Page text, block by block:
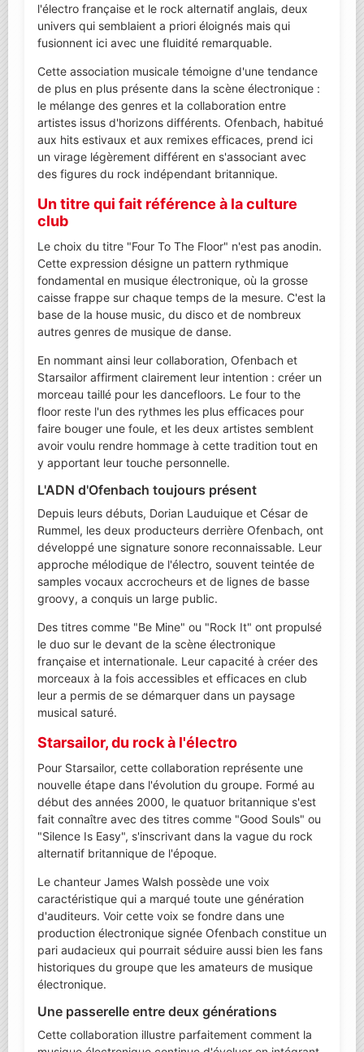
l'électro française et le rock alternatif anglais, deux
univers qui semblaient a priori éloignés mais qui
fusionnent ici avec une fluidité remarquable.
Cette association musicale témoigne d'une tendance
de plus en plus présente dans la scène électronique :
le mélange des genres et la collaboration entre
artistes issus d'horizons différents. Ofenbach, habitué
aux hits estivaux et aux remixes efficaces, prend ici
un virage légèrement différent en s'associant avec
des figures du rock indépendant britannique.
Un titre qui fait référence à la culture
club
Le choix du titre "Four To The Floor" n'est pas anodin.
Cette expression désigne un pattern rythmique
fondamental en musique électronique, où la grosse
caisse frappe sur chaque temps de la mesure. C'est la
base de la house music, du disco et de nombreux
autres genres de musique de danse.
En nommant ainsi leur collaboration, Ofenbach et
Starsailor affirment clairement leur intention : créer un
morceau taillé pour les dancefloors. Le four to the
floor reste l'un des rythmes les plus efficaces pour
faire bouger une foule, et les deux artistes semblent
avoir voulu rendre hommage à cette tradition tout en
y apportant leur touche personnelle.
L'ADN d'Ofenbach toujours présent
Depuis leurs débuts, Dorian Lauduique et César de
Rummel, les deux producteurs derrière Ofenbach, ont
développé une signature sonore reconnaissable. Leur
approche mélodique de l'électro, souvent teintée de
samples vocaux accrocheurs et de lignes de basse
groovy, a conquis un large public.
Des titres comme "Be Mine" ou "Rock It" ont propulsé
le duo sur le devant de la scène électronique
française et internationale. Leur capacité à créer des
morceaux à la fois accessibles et efficaces en club
leur a permis de se démarquer dans un paysage
musical saturé.
Starsailor, du rock à l'électro
Pour Starsailor, cette collaboration représente une
nouvelle étape dans l'évolution du groupe. Formé au
début des années 2000, le quatuor britannique s'est
fait connaître avec des titres comme "Good Souls" ou
"Silence Is Easy", s'inscrivant dans la vague du rock
alternatif britannique de l'époque.
Le chanteur James Walsh possède une voix
caractéristique qui a marqué toute une génération
d'auditeurs. Voir cette voix se fondre dans une
production électronique signée Ofenbach constitue un
pari audacieux qui pourrait séduire aussi bien les fans
historiques du groupe que les amateurs de musique
électronique.
Une passerelle entre deux générations
Cette collaboration illustre parfaitement comment la